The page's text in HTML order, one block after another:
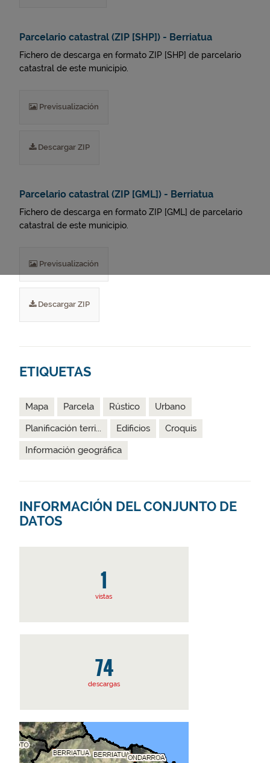
Parcelario catastral (ZIP [SHP]) - Berriatua
Fichero de descarga en formato ZIP [SHP] de parcelario
catastral de este municipio.
Previsualización
Descargar ZIP
Parcelario catastral (ZIP [GML]) - Berriatua
Fichero de descarga en formato ZIP [GML] de parcelario
catastral de este municipio.
Previsualización
Descargar ZIP
ETIQUETAS
Mapa Parcela Rústico
Urbano
Planificación terri...
Edificios
Croquis
Información geográfica
INFORMACIÓN DEL CONJUNTO DE
DATOS
1
vistas
74
descargas